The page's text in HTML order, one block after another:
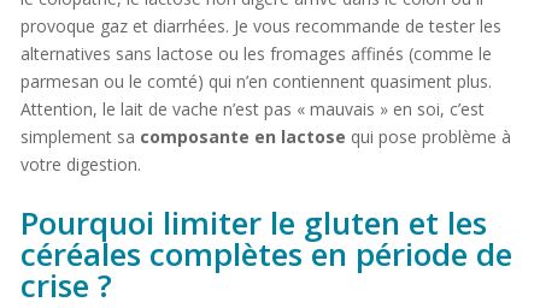
provoque gaz et diarrhées. Je vous recommande de tester les
alternatives sans lactose ou les fromages affinés (comme le
parmesan ou le comté) qui n’en contiennent quasiment plus.
Attention, le lait de vache n’est pas « mauvais » en soi, c’est
simplement sa composante en lactose qui pose problème à
votre digestion.
Pourquoi limiter le gluten et les
céréales complètes en période de
crise ?